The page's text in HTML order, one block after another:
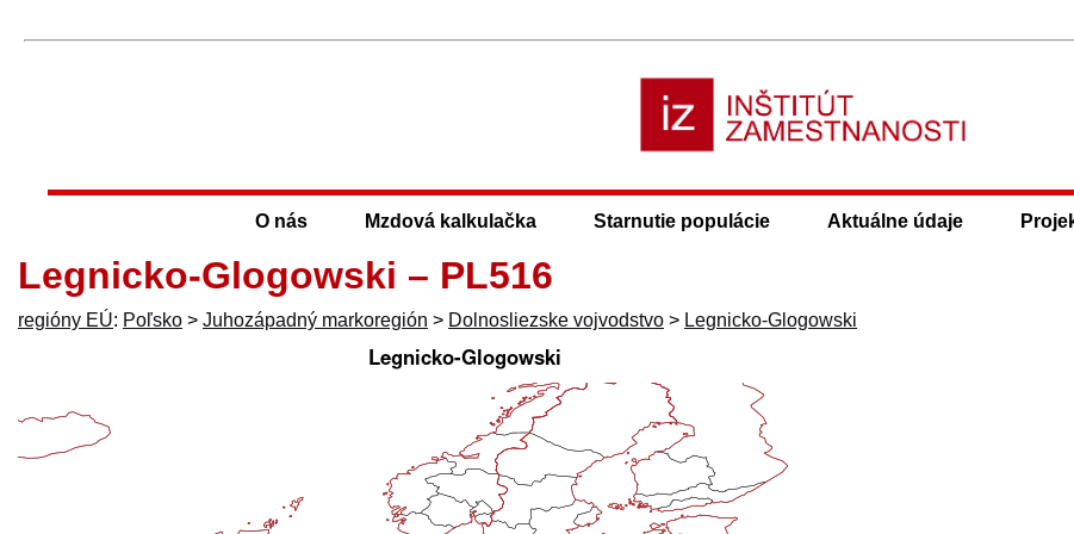
O nás Mzdová kalkulačka Starnutie populácie Aktuálne údaje
Legnicko-Glogowski – PL516
regióny EÚ: Poľsko > Juhozápadný markoregión > Dolnosliezske vojvodstvo > Legnicko-Glogowski